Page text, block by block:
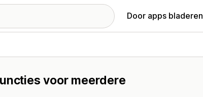
Door apps bladeren
voor meerdere